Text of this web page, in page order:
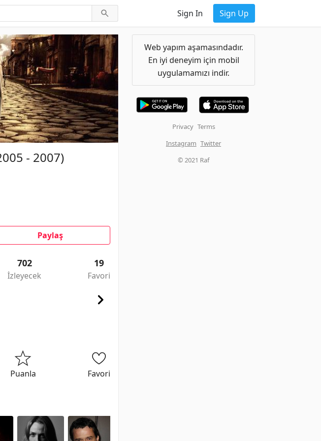
Sign In Sign Up
- 2007)
Paylaş
702
İzleyecek
19
Favori
Puanla Favori
Web yapım aşamasındadır.
En iyi deneyim için mobil
uygulamamızı indir.
Privacy Terms
Instagram Twitter
© 2021 Raf